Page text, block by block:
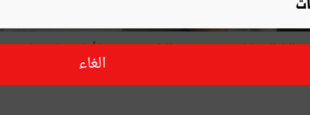
بلغت نسبة النجاح العامة في الدورة الرئيسية لشهادة الباكالوريا لسنة 2017 30 بالمائة، حسب ما أعلنه
إثر عرض تقرير عام يخص مداولات هذه الدورة على رئيس
الغاء